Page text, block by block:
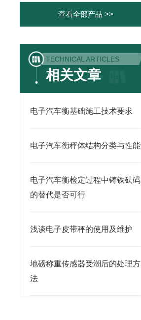
查看全部产品 >>
TECHNICAL ARTICLES
相关文章
电子汽车衡基础施工技术要求
电子汽车衡秤体结构分类与性能
电子汽车衡检定过程中铸铁砝码
的替代是否可行
浅谈电子皮带秤的使用及维护
地磅称重传感器受潮后的处理方
法